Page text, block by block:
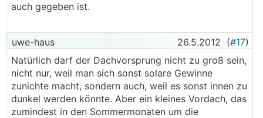
auch gegeben ist.
uwe-haus 26.5.2012 (#17)
Natürlich darf der Dachvorsprung nicht zu groß sein,
nicht nur, weil man sich sonst solare Gewinne
zunichte macht, sondern auch, weil es sonst innen zu
dunkel werden könnte. Aber ein kleines Vordach, das
zumindest in den Sommermonaten um die